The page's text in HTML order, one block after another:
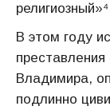
В этом году
преставления
Владимира,
подлинно